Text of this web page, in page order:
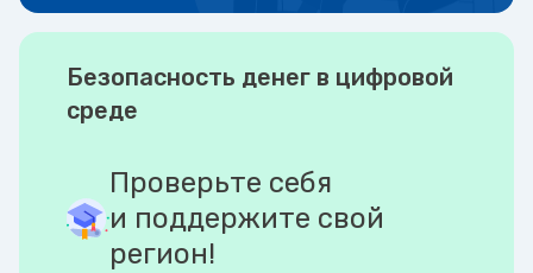
Безопасность денег в цифровой
среде
Проверьте себя
и поддержите свой
регион!